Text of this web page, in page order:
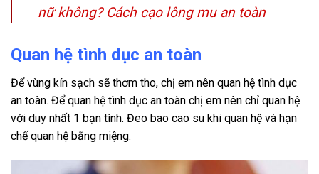
nữ không? Cách cạo lông mu an toàn
Quan hệ tình dục an toàn
Để vùng kín sạch sẽ thơm tho, chị em nên quan hệ tình dục
an toàn. Để quan hệ tình dục an toàn chị em nên chỉ quan hệ
với duy nhất 1 bạn tình. Đeo bao cao su khi quan hệ và hạn
chế quan hệ bằng miệng.